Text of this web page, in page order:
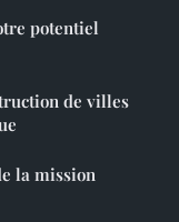
potentiel
de villes
la mission